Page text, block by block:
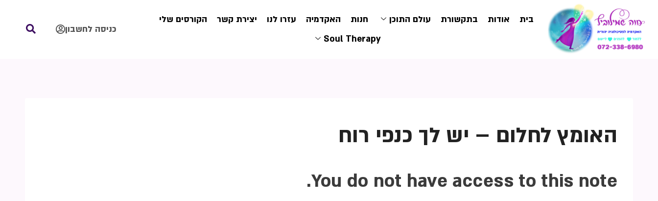
בית אודות בתקשורת עולם התוכן חנות האקדמיה עזרו לנו יצירת קשר
הקורסים שלי
Soul Therapy
כניסה לחשבון
האומץ לחלום – יש לך כנפי רוח
You do not have access to this note.